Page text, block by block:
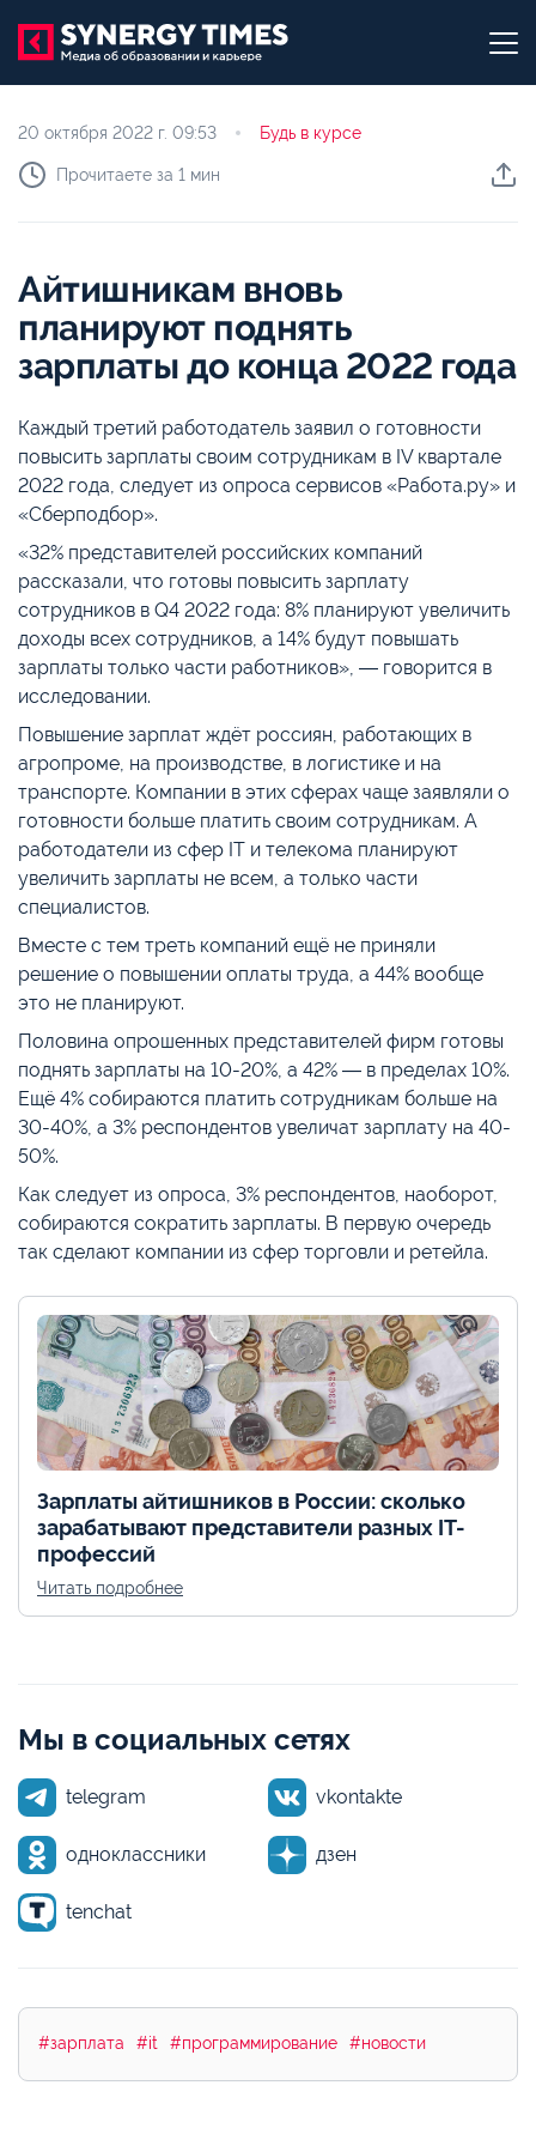
20 октября 2022 г. 09:53 Будь в курсе
Прочитаете за 1 мин
Айтишникам вновь
планируют поднять
зарплаты до конца 2022 года
Каждый третий работодатель заявил о готовности
повысить зарплаты своим сотрудникам в IV квартале
2022 года, следует из опроса сервисов «Работа.ру» и
«Сберподбор».
«32% представителей российских компаний
рассказали, что готовы повысить зарплату
сотрудников в Q4 2022 года: 8% планируют увеличить
доходы всех сотрудников, а 14% будут повышать
зарплаты только части работников», ― говорится в
исследовании.
Повышение зарплат ждёт россиян, работающих в
агропроме, на производстве, в логистике и на
транспорте. Компании в этих сферах чаще заявляли о
готовности больше платить своим сотрудникам. А
работодатели из сфер IT и телекома планируют
увеличить зарплаты не всем, а только части
специалистов.
Вместе с тем треть компаний ещё не приняли
решение о повышении оплаты труда, а 44% вообще
это не планируют.
Половина опрошенных представителей фирм готовы
поднять зарплаты на 10-20%, а 42% ― в пределах 10%.
Ещё 4% собираются платить сотрудникам больше на
30-40%, а 3% респондентов увеличат зарплату на 40-
50%.
Как следует из опроса, 3% респондентов, наоборот,
собираются сократить зарплаты. В первую очередь
так сделают компании из сфер торговли и ретейла.
Зарплаты айтишников в России: сколько
зарабатывают представители разных IT-
профессий
Читать подробнее
Мы в социальных сетях
telegram vkontakte
одноклассники дзен
tenchat
#зарплата #it #программирование #новости